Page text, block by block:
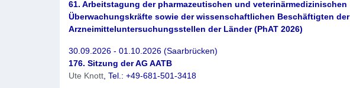
61. Arbeitstagung der pharmazeutischen und veterinärmedizinischen
Überwachungskräfte sowie der wissenschaftlichen Beschäftigten der
Arzneimitteluntersuchungsstellen der Länder (PhAT 2026)
30.09.2026 - 01.10.2026 (Saarbrücken)
176. Sitzung der AG AATB
Ute Knott , Tel.: +49-681-501-3418